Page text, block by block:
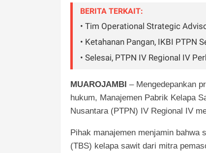
BERITA TERKAIT:
• Tim Operational Strategic
• Ketahanan Pangan, IKBI PTPN
• Selesai, PTPN IV Regional IV
MUAROJAMBI – Mengedepankan
hukum, Manajemen Pabrik Kelapa
Nusantara (PTPN) IV Regional IV
Pihak manajemen menjamin bahwa
(TBS) kelapa sawit dari mitra